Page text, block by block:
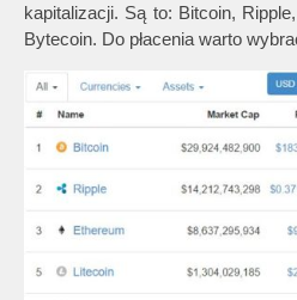
kapitalizacji. Są to: Bitcoin,
Bytecoin. Do płacenia warto